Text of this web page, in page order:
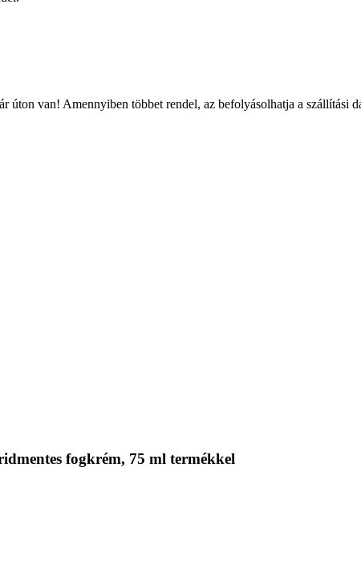
úton van! Amennyiben többet rendel, az befolyásolhatja a szállítási
fogkrém, 75 ml termékkel